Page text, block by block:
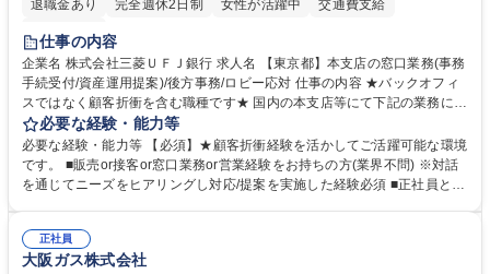
退職金あり
完全週休2日制 女性が活躍中
交通費支給
土日祝休み
仕事の内容
企業名 株式会社三菱ＵＦＪ銀行 求人名 【東京都】本支店の窓口業務(事務
手続受付/資産運用提案)/後方事務/ロビー応対 仕事の内容 ★バックオフィ
スではなく顧客折衝を含む職種です★ 国内の本支店等にて下記の業務に従
事していただきます。 ■窓口/後方/ロビーにて事務手続等の受付・オペレ
ーション、お客様対応 ■窓口にて、ご来店された個人のお客様に対して金
融商品のご提案 ■効率的な事務運用の検討・構築等 ≪業務紹介：ご応募前
に必ずご覧ください≫ ※記事 https://www.mysite.bk.mufg.jp/career/circle/
必要な経験・能力等
必要な経験・能力等 【必須】★顧客折衝経験を活かしてご活躍可能な環境
です。 ■販売or接客or窓口業務or営業経験をお持ちの方(業界不問) ※対話
を通じてニーズをヒアリングし対応/提案を実施した経験必須 ■正社員とし
るので安心して入行いただけます。 幅広いキャリアの選択肢があり、公募
や社内副業等を活用し、 一人ひとりが挑戦できるカルチャーが浸透してい
正社員
大阪ガス株式会社